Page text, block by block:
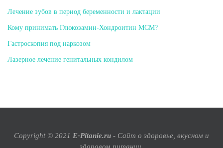
Лечение зубов в период беременности и лактации
Кому принимать Глюкозамин-Хондроитин МСМ?
Гастроскопия под наркозом
Лазерное лечение генитальных кондилом
Copyright © 2021 E-Pitanie.ru - Сайт о здоровье, вкусном и
здоровом питании.